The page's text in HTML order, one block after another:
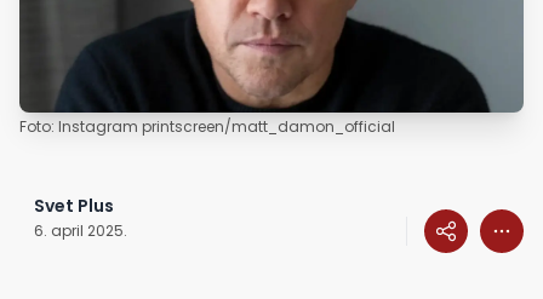
Foto: Instagram printscreen/matt_damon_official
Svet Plus
6. april 2025.